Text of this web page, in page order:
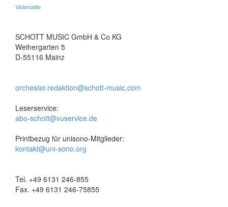
Violoncello
SCHOTT MUSIC GmbH & Co KG
Weihergarten 5
D-55116 Mainz
orchester.redaktion@schott-music.com
Leserservice:
abo-schott@vuservice.de
Printbezug für unisono-Mitglieder:
kontakt@uni-sono.org
Tel. +49 6131 246-855
Fax. +49 6131 246-75855